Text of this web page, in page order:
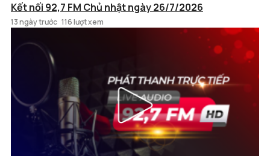
Kết nối 92,7 FM Chủ nhật ngày 26/7/2026
13 ngày trước 116 lượt xem